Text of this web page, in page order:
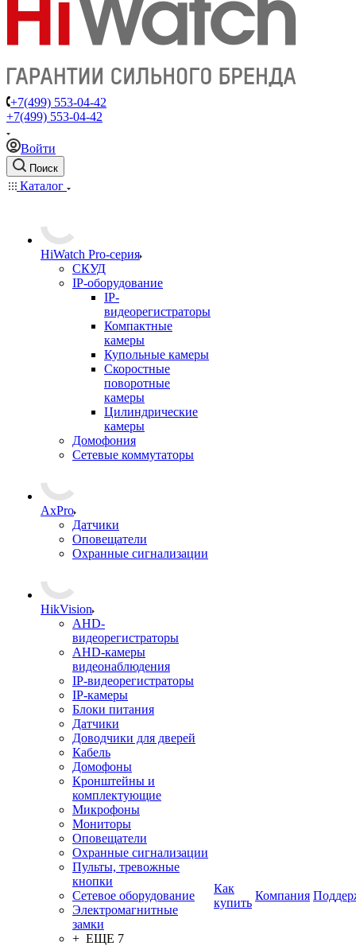
+7(499) 553-04-42
+7(499) 553-04-42
Войти
Поиск
Каталог
HiWatch Pro-серия
CКУД
IP-оборудование
IP-
видеорегистраторы
Компактные
камеры
Купольные камеры
Скоростные
поворотные
камеры
Цилиндрические
камеры
Домофония
Сетевые коммутаторы
AxPro
Датчики
Оповещатели
Охранные сигнализации
HikVision
AHD-
видеорегистраторы
AHD-камеры
видеонаблюдения
IP-видеорегистраторы
IP-камеры
Блоки питания
Датчики
Доводчики для дверей
Кабель
Домофоны
Кронштейны и
комплектующие
Микрофоны
Мониторы
Оповещатели
Охранные сигнализации
Пульты, тревожные
кнопки
Сетевое оборудование
Электромагнитные
замки
+ ЕЩЕ 7
Как
купить
Компания